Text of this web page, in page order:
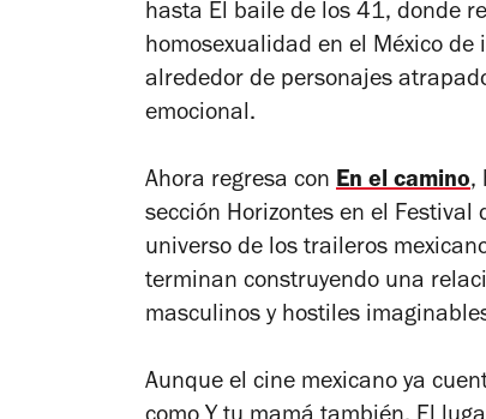
hasta El baile de los 41, donde
homosexualidad en el México
alrededor de personajes
emocional.
Ahora regresa con En el camino,
sección Horizontes en el Festival
universo de los traileros
terminan construyendo una
masculinos y hostiles
Aunque el cine mexicano ya